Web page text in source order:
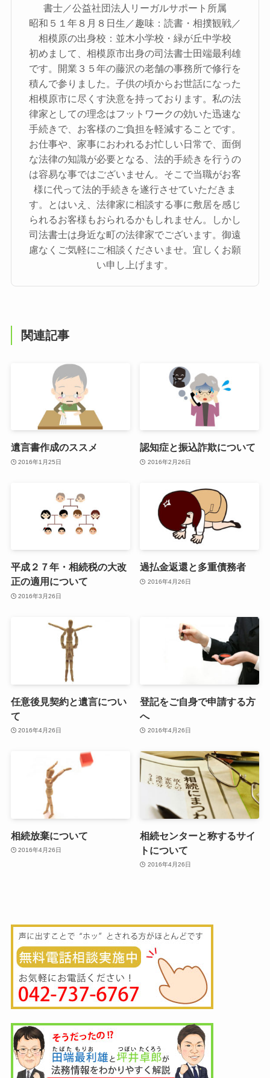
書士／公益社団法人リーガルサポート所属
昭和５１年８月８日生／趣味：読書・相撲観戦／
相模原の出身校：並木小学校・緑が丘中学校
初めまして、相模原市出身の司法書士田端最利雄
です。開業３５年の藤沢の老舗の事務所で修行を
積んで参りました。子供の頃からお世話になった
相模原市に尽くす決意を持っております。私の法
律家としての理念はフットワークの効いた迅速な
手続きで、お客様のご負担を軽減することです。
お仕事や、家事におわれるお忙しい日常で、面倒
な法律の知識が必要となる、法的手続きを行うの
は容易な事ではございません。そこで当職がお客
様に代って法的手続きを遂行させていただきま
す。とはいえ、法律家に相談する事に敷居を感じ
られるお客様もおられるかもしれません。しかし
司法書士は身近な町の法律家でございます。御遠
慮なくご気軽にご相談くださいませ。宜しくお願
い申し上げます。
関連記事
遺言書作成のススメ
2016年1月25日
認知症と振込詐欺について
2016年2月26日
平成２７年・相続税の大改
正の適用について
2016年3月26日
過払金返還と多重債務者
2016年4月26日
任意後見契約と遺言につい
て
2016年4月26日
登記をご自身で申請する方
へ
2016年4月26日
相続放棄について
2016年4月26日
相続センターと称するサイ
トについて
2016年4月26日